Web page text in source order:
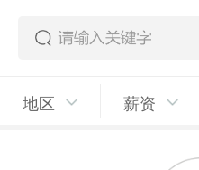
地区 薪资